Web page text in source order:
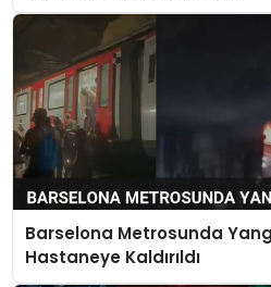
Barselona Metrosunda
Hastaneye Kaldırıldı